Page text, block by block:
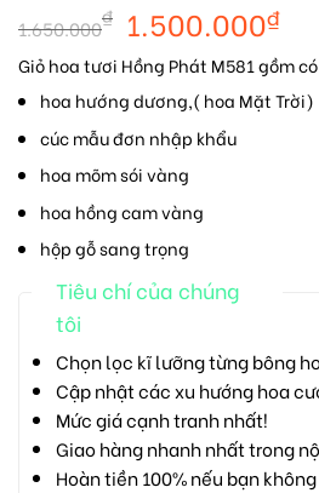
1.650.000₫ 1.500.000₫
Giỏ hoa tươi Hồng Phát M581 gồm có
hoa hướng dương,( hoa Mặt Trời)
cúc mẫu đơn nhập khẩu
hoa mõm sói vàng
hoa hồng cam vàng
hộp gỗ sang trọng
Tiêu chí của chúng
tôi
Chọn lọc kĩ lưỡng từng bông
Cập nhật các xu hướng hoa
Mức giá cạnh tranh nhất!
Giao hàng nhanh nhất trong
Hoàn tiền 100% nếu bạn